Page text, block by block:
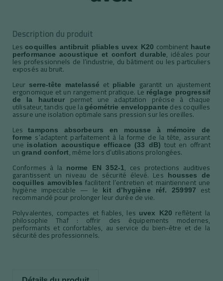
Description du produit
Lescoquilles antibruit pliables uvex K20 combinent haute
performance acoustique et confort durable, idéales pour
les professionnels de l’industrie, du bâtiment ou les particuliers
exposés au bruit.
Leur serre-tête matelassé et pliable garantit un ajustement
ergonomique et un rangement pratique. Le réglage progressif
de la hauteur
permet une adaptation précise à chaque
utilisateur, tandis que lagéométrie enveloppante des coquilles
assure une isolation optimale sans pression sur les oreilles.
Lestampons absorbeurs en mousse à mémoire de
forme s’adaptent parfaitement à la forme de la tête, assurant
une isolation acoustique efficace (33 dB) tout en offrant
ungrand confort, même lors d’utilisations prolongées.
Conformes à la norme EN 352-1, ces protections auditives
garantissent un niveau de sécurité élevé. Les
housses de
coquilles amovibles facilitent l’entretien et maintiennent une
hygiène impeccable — le kit d’hygiène réf. 259997 est
recommandé pour prolonger leur durée de vie.
Polyvalentes, compactes et fiables, les uvex K20 reflètent la
philosophie Thaf : offrir des équipements modernes,
performants et confortables, au service du bien-être et de la
sécurité des professionnels.